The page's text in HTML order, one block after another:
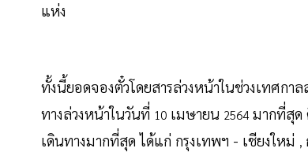
แห่ง
ทั้งนี้ยอดจองตั๋วโดยสารล่วงหน้าในช่วงเทศก
ทางล่วงหน้าในวันที่ 10 เมษายน 2564 มากที่สุด
เดินทางมากที่สุด ได้แก่ กรุงเทพฯ - เชียงใหม่ ,